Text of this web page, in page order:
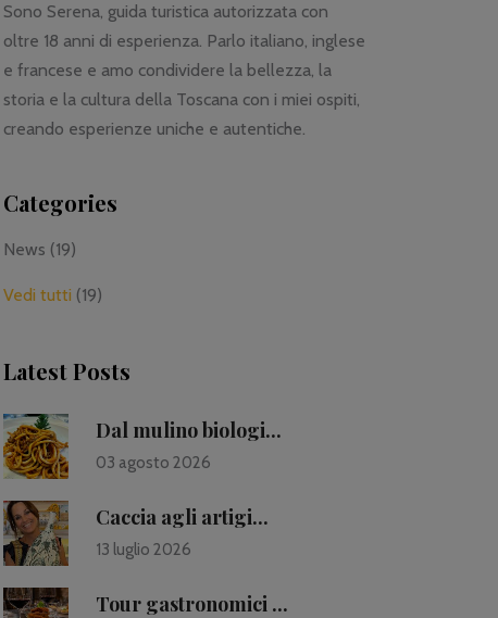
Sono Serena, guida turistica autorizzata con
oltre 18 anni di esperienza. Parlo italiano, inglese
e francese e amo condividere la bellezza, la
storia e la cultura della Toscana con i miei ospiti,
creando esperienze uniche e autentiche.
Categories
News (19)
Vedi tutti (19)
Latest Posts
Dal mulino biologi...
03 agosto 2026
Caccia agli artigi...
13 luglio 2026
Tour gastronomici ...